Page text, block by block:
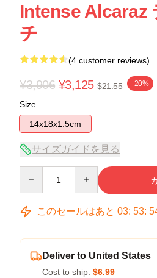
Intense Alcaraz
チ
(4 customer reviews)
¥3,906 ¥3,125 $21.55 -20%
Size
14x18x1.5cm
サイズガイドを見る
このセールはあと 03: 53:
Deliver to United States
Cost to ship: $6.99